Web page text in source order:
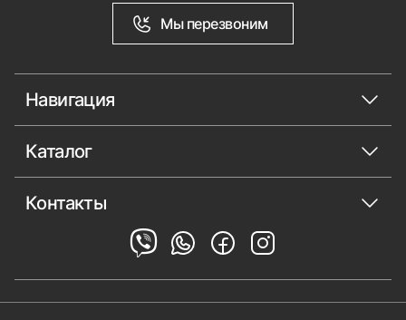
Мы перезвоним
Навигация
Каталог
Контакты